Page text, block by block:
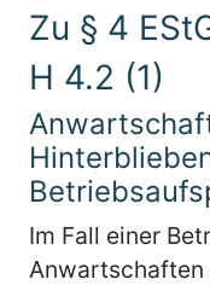
Zu § 4
H 4.2 (1)
Im Fall einer
Anwartschaften